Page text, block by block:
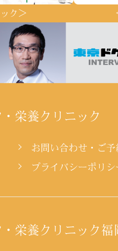
ク＞
栄養クリニック
お問い合わせ・ご予
プライバシーポリシ
栄養クリニック福